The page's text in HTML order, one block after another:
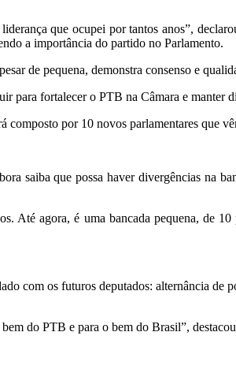
que ocupei por tantos anos”,
a importância do partido no Parlamento.
de pequena, demonstra consenso e
fortalecer o PTB na Câmara e manter
por 10 novos parlamentares que
saiba que possa haver divergências na
Até agora, é uma bancada pequena, de
com os futuros deputados: alternância de
do PTB e para o bem do Brasil”,